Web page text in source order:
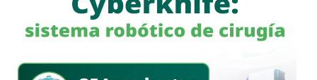
Señales faltan más, como una que indique para qué o
realidad nadie lo sabe a ciencia cierta, otras en toda la